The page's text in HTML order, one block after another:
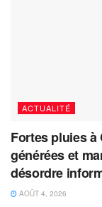
ACTUALITÉ
Fortes pluies
générées et
désordre
AOÛT 4, 2026